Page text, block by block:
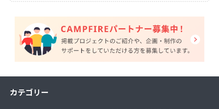
カテゴリー